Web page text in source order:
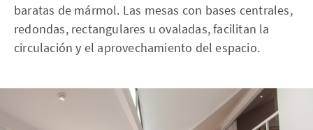
baratas de mármol. Las mesas con bases centrales,
redondas, rectangulares u ovaladas, facilitan la
circulación y el aprovechamiento del espacio.